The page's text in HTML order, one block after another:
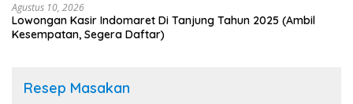
Agustus 10, 2026
Lowongan Kasir Indomaret Di Tanjung Tahun 2025 (Ambil
Kesempatan, Segera Daftar)
Resep Masakan